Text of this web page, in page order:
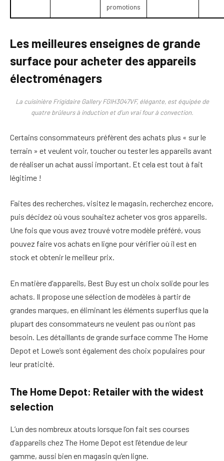
promotions
Les meilleures enseignes de grande
surface pour acheter des appareils
électroménagers
La cuisinière Frigidaire Gallery FGIH3047VF, élégante, est équipée de
quatre brûleurs à induction et d’un vrai four à convection.
Certains consommateurs préfèrent des achats plus « sur le
terrain » et veulent voir, toucher ou tester les appareils avant
de réaliser un achat aussi important. Et cela est tout à fait
légitime !
Faites des recherches, visitez le magasin, recherchez encore,
puis décidez où vous souhaitez acheter vos gros appareils.
Une fois que vous avez trouvé votre modèle préféré, vous
pouvez faire vos achats en ligne pour vérifier où il est en
stock et obtenir le meilleur prix.
En matière d’appareils, Best Buy est un choix solide pour les
achats. Il propose une sélection de modèles à partir de
grandes marques, en éliminant les éléments superflus que la
plupart des consommateurs ne veulent pas ou n’ont pas
besoin. Les détaillants de grande surface comme The Home
Depot et Lowe’s sont également des choix populaires pour
leur praticité.
The Home Depot: Retailer with the widest
selection
L’un des nombreux atouts lorsque l’on fait ses courses
d’appareils chez The Home Depot est l’étendue de leur
gamme, aussi bien en magasin qu’en ligne.